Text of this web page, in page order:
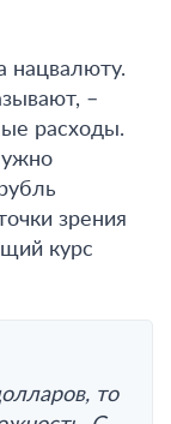
нацвалюту.
–
расходы.
зрения
курс
то